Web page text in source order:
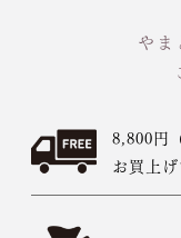
やま
8,800円
お買上